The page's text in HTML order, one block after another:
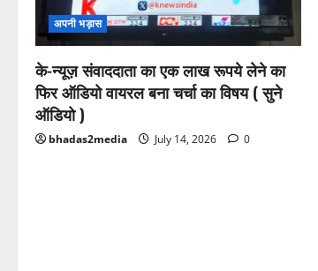
अपनी भड़ास
के-न्यूज़ संवाददाता का एक लाख रूपये लेने का
फिर ऑडियो वायरल बना चर्चा का विषय ( सुने
ऑडियो )
bhadas2media July 14, 2026 0